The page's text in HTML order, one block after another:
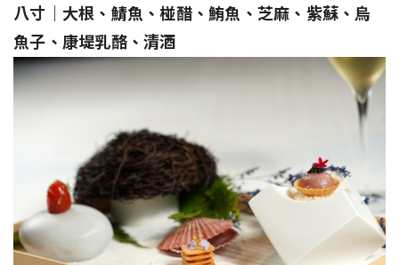
八寸｜大根、鯖魚、椪醋、鮪魚、芝麻、紫蘇、烏
魚子、康堤乳酪、清酒